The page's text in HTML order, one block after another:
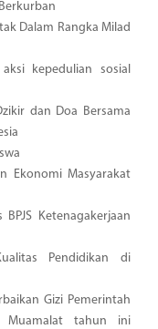
Dalam Rangka Milad
kepedulian sosial
dan Doa Bersama
Ekonomi Masyarakat
Ketenagakerjaan
Pendidikan di
Gizi Pemerintah
Muamalat tahun ini